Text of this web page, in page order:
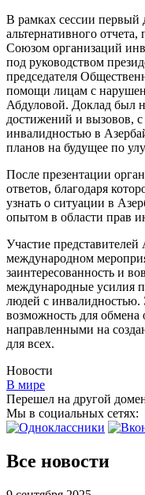
В рамках сессии первый
альтернативного
Союзом организаций
под руководством
председателя
помощи лицам с
Абдуловой. Доклад был
достижений и вызовов,
инвалидностью в
планов на будущее по
После презентации
ответов, благодаря
узнать о ситуации в
опытом в области прав
Участие
международном
заинтересованность и
международные усилия
людей с инвалидностью.
возможность для
направленными на
для всех.
Новости
В мире
Перешел на другой
Мы в социальных сетях:
Все новости